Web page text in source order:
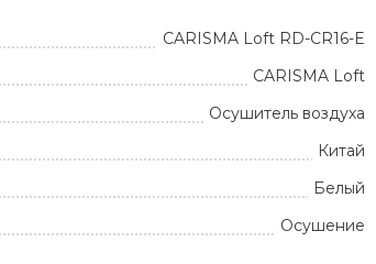
CARISMA Loft RD-CR16-E
CARISMA Loft
Осушитель воздуха
Китай
Белый
Осушение